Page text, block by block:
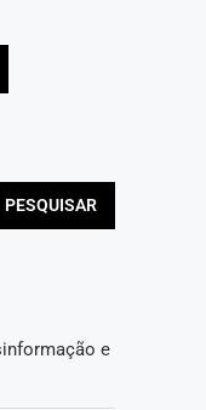
PESQUISAR
e